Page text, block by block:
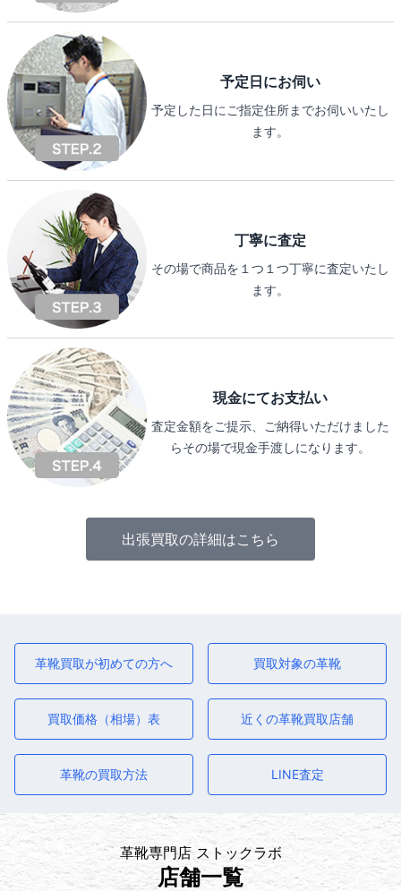
予定日にお伺い
予定した日にご指定住所までお伺いいたし
ます。
丁寧に査定
その場で商品を１つ１つ丁寧に査定いたし
ます。
現金にてお支払い
査定金額をご提示、ご納得いただけました
らその場で現金手渡しになります。
出張買取の詳細はこちら
革靴買取が初めての方へ 買取対象の革靴
買取価格（相場）表 近くの革靴買取店舗
革靴の買取方法 LINE査定
革靴専門店 ストックラボ
店舗一覧